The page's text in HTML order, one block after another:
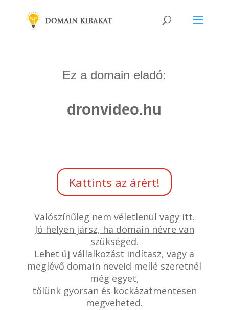
Ez a domain eladó:
dronvideo.hu
Kattints az árért!
Valószínűleg nem véletlenül vagy itt.
Jó helyen jársz, ha domain névre van
szükséged.
Lehet új vállalkozást indítasz, vagy a
meglévő domain neveid mellé szeretnél
még egyet,
tőlünk gyorsan és kockázatmentesen
megveheted.